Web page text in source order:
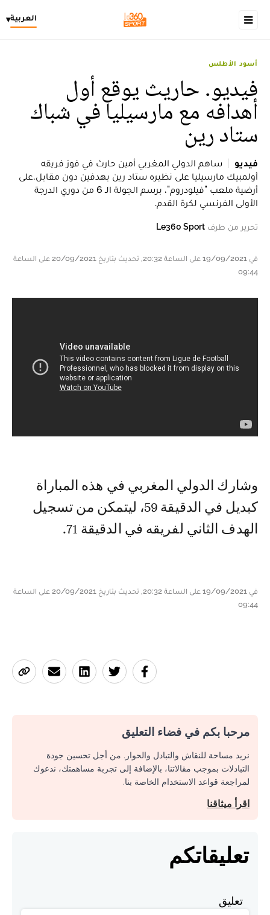
العربية▾
أسود الأطلس
فيديو. حاريث يوقع أول
أهدافه مع مارسيليا في شباك
ستاد رين
فيديو
ساهم الدولي المغربي أمين حارث في فوز فريقه
أولمبيك مارسيليا على نظيره ستاد رين بهدفين دون مقابل،على
أرضية ملعب "فيلودروم"، برسم الجولة الـ 6 من دوري الدرجة
الأولى الفرنسي لكرة القدم.
تحرير من طرف Le360 Sport
في 19/09/2021 على الساعة 20:32, تحديث بتاريخ 20/09/2021 على الساعة
09:44
وشارك الدولي المغربي في هذه المباراة
كبديل في الدقيقة 59، ليتمكن من تسجيل
الهدف الثاني لفريقه في الدقيقة 71.
في 19/09/2021 على الساعة 20:32, تحديث بتاريخ 20/09/2021 على الساعة
09:44
مرحبا بكم في فضاء التعليق
نريد مساحة للنقاش والتبادل والحوار. من أجل تحسين جودة
التبادلات بموجب مقالاتنا، بالإضافة إلى تجربة مساهمتك، ندعوك
لمراجعة قواعد الاستخدام الخاصة بنا.
اقرأ ميثاقنا
تعليقاتكم
تعليق